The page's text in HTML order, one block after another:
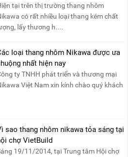
tại trên thị trường thang nhôm
có rất nhiều loại thang kém chất
lấy thương h....
loại thang nhôm Nikawa được ưa
nhất hiện nay
ty TNHH phát triển và thương mại
Việt Nam xin kính chào quý khách
sao thang nhôm nikawa tỏa sáng tại
chợ VietBuild
19/11/2014, tại Trung tâm Hội chợ